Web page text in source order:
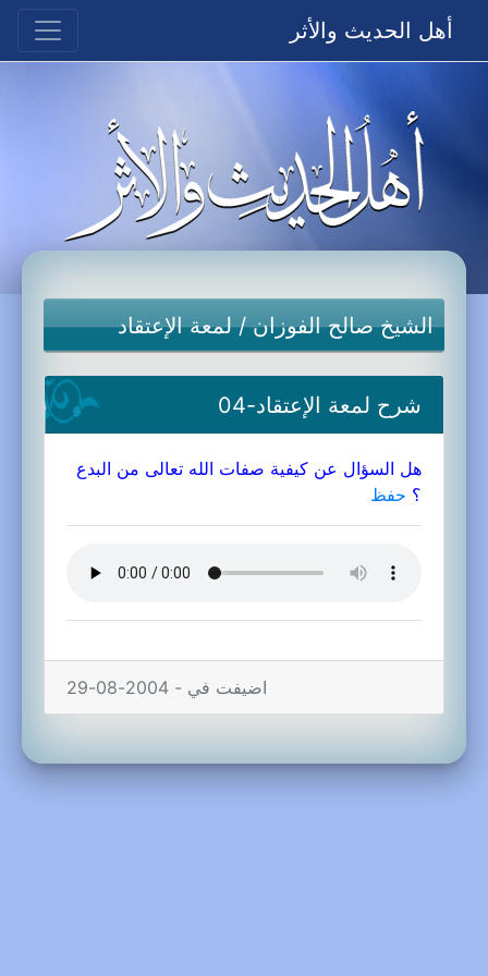
أهل الحديث والأثر
الشيخ صالح الفوزان/لمعة الإعتقاد
شرح لمعة الإعتقاد-04
هل السؤال عن كيفية صفات الله تعالى من البدع
؟ حفظ
اضيفت في - 2004-08-29